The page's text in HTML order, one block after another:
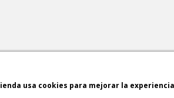
usa cookies para mejorar la